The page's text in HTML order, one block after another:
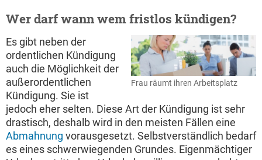
Wer darf wann wem fristlos kündigen?
Frau räumt ihren Arbeitsplatz
Es gibt neben der
ordentlichen Kündigung
auch die Möglichkeit der
außerordentlichen
Kündigung. Sie ist
jedoch eher selten. Diese Art der Kündigung ist sehr
drastisch, deshalb wird in den meisten Fällen eine
Abmahnung vorausgesetzt. Selbstverständlich bedarf
es eines schwerwiegenden Grundes. Eigenmächtiger